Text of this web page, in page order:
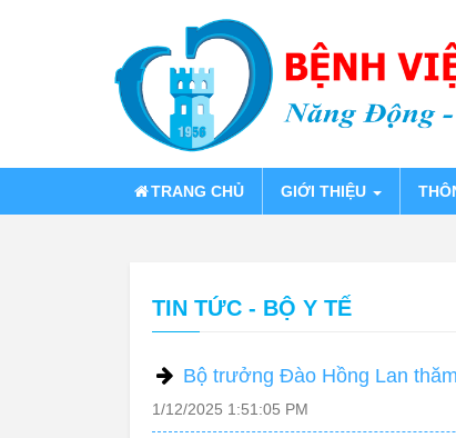
TRANG CHỦ GIỚI THIỆU
TIN TỨC - BỘ Y TẾ
Bộ trưởng Đào Hồng Lan
1/12/2025 1:51:05 PM